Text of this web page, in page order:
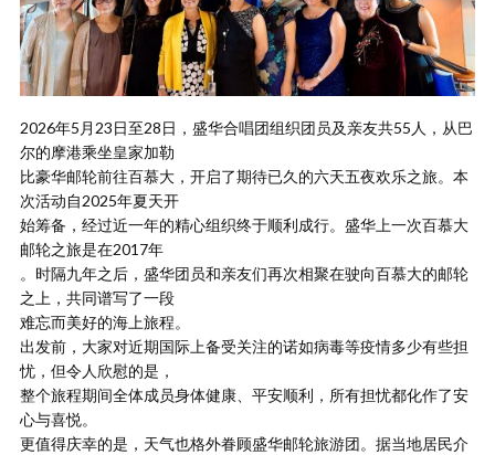
2026年5月23日至28日，盛华合唱团组织团员及亲友共55人，从巴
尔的摩港乘坐皇家加勒
比豪华邮轮前往百慕大，开启了期待已久的六天五夜欢乐之旅。本
次活动自2025年夏天开
始筹备，经过近一年的精心组织终于顺利成行。盛华上一次百慕大
邮轮之旅是在2017年
。时隔九年之后，盛华团员和亲友们再次相聚在驶向百慕大的邮轮
之上，共同谱写了一段
难忘而美好的海上旅程。
出发前，大家对近期国际上备受关注的诺如病毒等疫情多少有些担
忧，但令人欣慰的是，
整个旅程期间全体成员身体健康、平安顺利，所有担忧都化作了安
心与喜悦。
更值得庆幸的是，天气也格外眷顾盛华邮轮旅游团。据当地居民介